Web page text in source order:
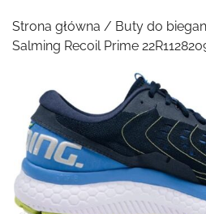
Strona główna / Buty do
Salming Recoil Prime